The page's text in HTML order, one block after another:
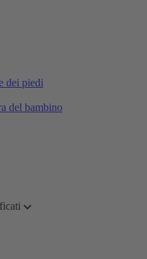
dei piedi
del bambino